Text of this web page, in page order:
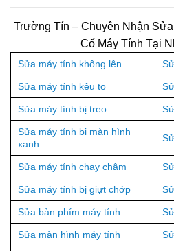
Trường Tín – Chuyên Nhận
Cố Máy Tính Tại
Sửa máy tính không lên
Sửa máy tính kêu to
Sửa máy tính bị treo
Sửa máy tính bị màn hình
xanh
Sửa máy tính chạy chậm
Sửa máy tính bị giựt chớp
Sửa bàn phím máy tính
Sửa màn hình máy tính